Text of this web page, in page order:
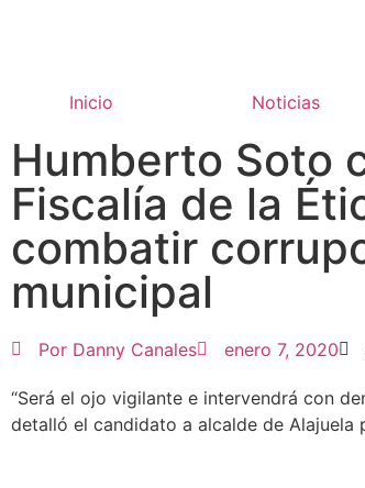
Inicio Noticias
Humberto Soto
Fiscalía de la
combatir
municipal
Por Danny Canales enero 7, 2020
“Será el ojo vigilante e intervendrá con
detalló el candidato a alcalde de Alajuela